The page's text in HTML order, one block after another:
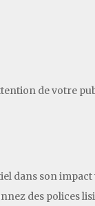
de votre
dans son
des polices